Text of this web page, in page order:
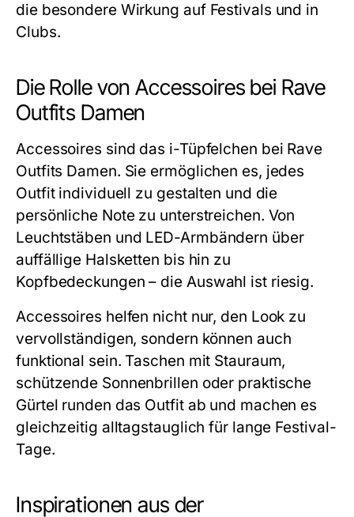
die besondere Wirkung auf Festivals und in
Clubs.
Die Rolle von Accessoires bei Rave
Outfits Damen
Accessoires sind das i-Tüpfelchen bei Rave
Outfits Damen. Sie ermöglichen es, jedes
Outfit individuell zu gestalten und die
persönliche Note zu unterstreichen. Von
Leuchtstäben und LED-Armbändern über
auffällige Halsketten bis hin zu
Kopfbedeckungen – die Auswahl ist riesig.
Accessoires helfen nicht nur, den Look zu
vervollständigen, sondern können auch
funktional sein. Taschen mit Stauraum,
schützende Sonnenbrillen oder praktische
Gürtel runden das Outfit ab und machen es
gleichzeitig alltagstauglich für lange Festival-
Tage.
Inspirationen aus der